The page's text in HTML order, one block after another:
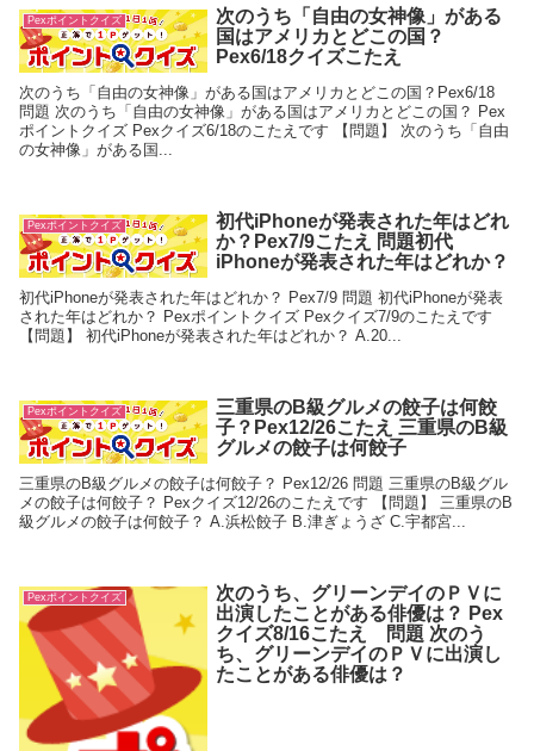
Pexポイントクイズ
次のうち「自由の女神像」がある
国はアメリカとどこの国？
Pex6/18クイズこたえ
次のうち「自由の女神像」がある国はアメリカとどこの国？Pex6/18
問題 次のうち「自由の女神像」がある国はアメリカとどこの国？ Pex
ポイントクイズ Pexクイズ6/18のこたえです 【問題】 次のうち「自由
の女神像」がある国...
Pexポイントクイズ
初代iPhoneが発表された年はどれ
か？Pex7/9こたえ 問題初代
iPhoneが発表された年はどれか？
初代iPhoneが発表された年はどれか？ Pex7/9 問題 初代iPhoneが発表
された年はどれか？ Pexポイントクイズ Pexクイズ7/9のこたえです
【問題】 初代iPhoneが発表された年はどれか？ A.20...
Pexポイントクイズ
三重県のB級グルメの餃子は何餃
子？Pex12/26こたえ 三重県のB級
グルメの餃子は何餃子
三重県のB級グルメの餃子は何餃子？ Pex12/26 問題 三重県のB級グル
メの餃子は何餃子？ Pexクイズ12/26のこたえです 【問題】 三重県のB
級グルメの餃子は何餃子？ A.浜松餃子 B.津ぎょうざ C.宇都宮...
Pexポイントクイズ
次のうち、グリーンデイのＰＶに
出演したことがある俳優は？ Pex
クイズ8/16こたえ 問題 次のう
ち、グリーンデイのＰＶに出演し
たことがある俳優は？